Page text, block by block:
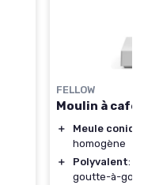
FELLOW
Moulin à café
＋
Meule
homogène
＋
Polyvalent:
goutte-à-